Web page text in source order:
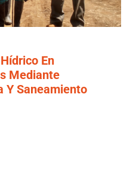
En
Mediante
Y Saneamiento